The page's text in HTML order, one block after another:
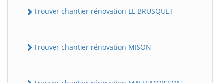
Trouver chantier rénovation LE BRUSQUET
Trouver chantier rénovation MISON